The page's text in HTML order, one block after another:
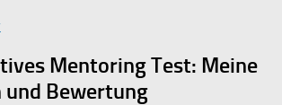
Mentoring Test: Meine
und Bewertung